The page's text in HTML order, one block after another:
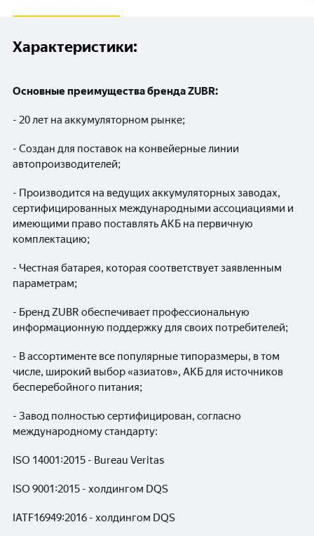
Характеристики:
Основные преимущества брендаZUBR:
- 20 лет на аккумуляторном рынке;
- Создан для поставок на конвейерные линии
автопроизводителей;
- Производится на ведущих аккумуляторных заводах,
сертифицированных международными ассоциациями и
имеющими право поставлять АКБ на первичную
комплектацию;
- Честная батарея, которая соответствует заявленным
параметрам;
- Бренд ZUBR обеспечивает профессиональную
информационную поддержку для своих потребителей;
- В ассортименте все популярные типоразмеры, в том
числе, широкий выбор «азиатов», АКБ для источников
бесперебойного питания;
- Завод полностью сертифицирован, согласно
международному стандарту:
ISO 14001:2015 - Bureau Veritas
ISO 9001:2015 - холдингом DQS
IATF16949:2016 - холдингом DQS